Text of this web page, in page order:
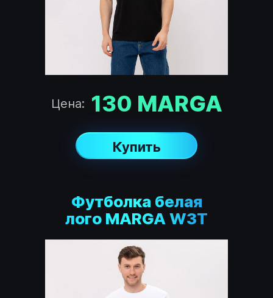
Цена: 130 MARGA
Купить
Футболка белая
лого MARGA W3T